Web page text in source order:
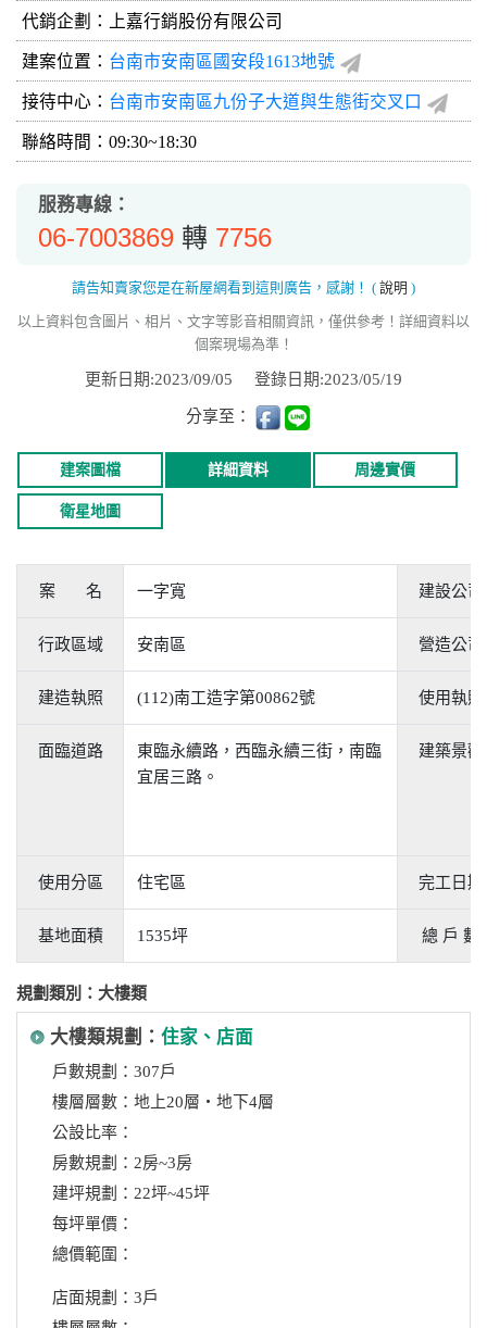
代銷企劃：上嘉行銷股份有限公司
建案位置： 台南市安南區國安段1613地號
接待中心： 台南市安南區九份子大道與生態街交叉口
聯絡時間：09:30~18:30
服務專線：
06-7003869 轉 7756
請告知賣家您是在新屋網看到這則廣告，感謝！ ( 說明 )
以上資料包含圖片、相片、文字等影音相關資訊，僅供參考！詳細資料以
個案現場為準！
更新日期:2023/09/05 登錄日期:2023/05/19
分享至：
建案圖檔 詳細資料 周邊實價
衛星地圖
案 名 一字寬 建設公司
行政區域 安南區 營造公司
建造執照 (112)南工造字第00862號 使用執照
面臨道路
東臨永續路，西臨永續三街，南臨
宜居三路。
建築景觀
使用分區 住宅區 完工日期
基地面積 1535坪 總 戶 數
規劃類別：大樓類
大樓類規劃： 住家、店面
戶數規劃：307戶
樓層層數：地上20層‧地下4層
公設比率：
房數規劃：2房~3房
建坪規劃：22坪~45坪
每坪單價：
總價範圍：
店面規劃：3戶